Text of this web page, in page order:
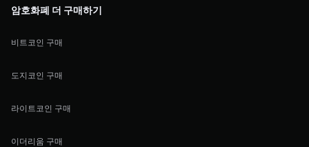
암호화폐 더 구매하기
비트코인 구매
도지코인 구매
라이트코인 구매
이더리움 구매